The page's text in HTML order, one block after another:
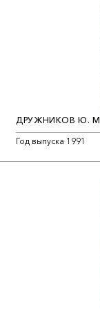
ДРУЖНИКОВ Ю.
Год выпуска 1991